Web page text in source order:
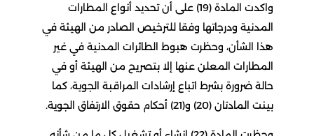
واكدت المادة (19) على أن تحديد أنواع المطارات
المدنية ودرجاتها وفقا للترخيص الصادر من الهيئة في
هذا الشأن، وحظرت هبوط الطائرات المدنية في غير
المطارات المعلن عنها إلا بتصريح من الهيئة أو في
حالة ضرورة بشرط اتباع إرشادات المراقبة الجوية، كما
بينت المادتان (20) و(21) أحكام حقوق الارتفاق الجوية.